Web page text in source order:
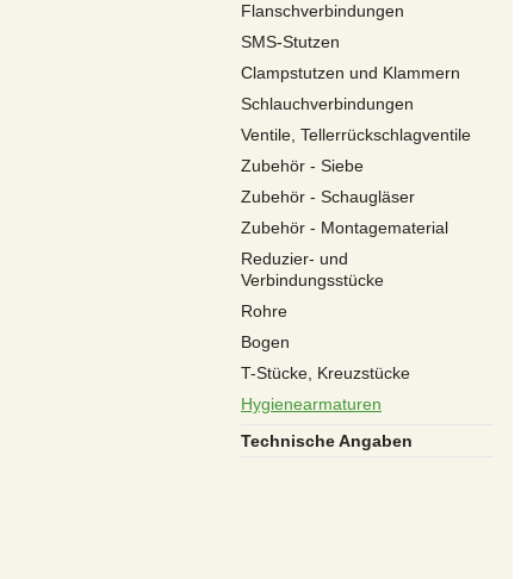
Flanschverbindungen
SMS-Stutzen
Clampstutzen und Klammern
Schlauchverbindungen
Ventile, Tellerrückschlagventile
Zubehör - Siebe
Zubehör - Schaugläser
Zubehör - Montagematerial
Reduzier- und
Verbindungsstücke
Rohre
Bogen
T-Stücke, Kreuzstücke
Hygienearmaturen
Technische Angaben